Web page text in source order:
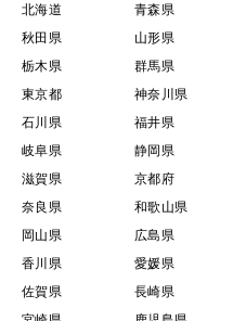
北海道 青森県
秋田県
山形県
栃木県
群馬県
東京都
神奈川県
石川県
福井県
岐阜県
静岡県
滋賀県
京都府
奈良県
和歌山県
岡山県
広島県
香川県
愛媛県
佐賀県
長崎県